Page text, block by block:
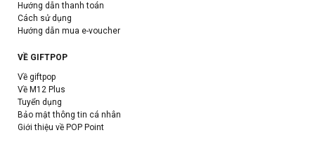
Hướng dẫn thanh toán
Cách sử dụng
Hướng dẫn mua e-voucher
VỀ GIFTPOP
Về giftpop
Về M12 Plus
Tuyển dụng
Bảo mật thông tin cá nhân
Giới thiệu về POP Point